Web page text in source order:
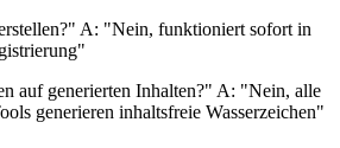
A: "Nein, funktioniert sofort in
auf generierten Inhalten?" A: "Nein, alle
generieren inhaltsfreie Wasserzeichen"